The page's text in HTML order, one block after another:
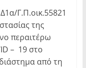
Γ.Π.οικ.55821
της
περαιτέρω
– 19 στο
από τη